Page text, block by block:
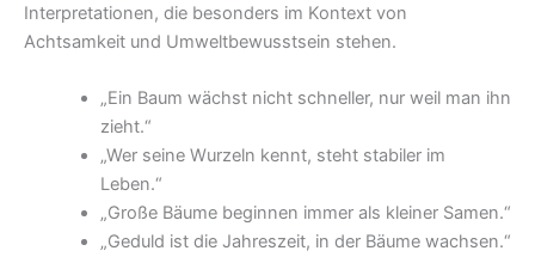
Interpretationen, die besonders im Kontext von
Achtsamkeit und Umweltbewusstsein stehen.
„Ein Baum wächst nicht schneller, nur weil man ihn
zieht.“
„Wer seine Wurzeln kennt, steht stabiler im
Leben.“
„Große Bäume beginnen immer als kleiner Samen.“
„Geduld ist die Jahreszeit, in der Bäume wachsen.“